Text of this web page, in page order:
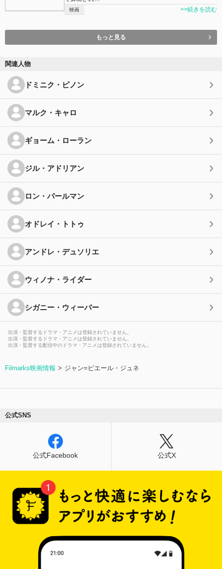
映画 >>続きを読む
もっと見る
関連人物
ドミニク・ピノン
マルク・キャロ
ギョーム・ローラン
ジル・アドリアン
ロン・パールマン
オドレイ・トトゥ
アンドレ・デュソリエ
ウィノナ・ライダー
シガニー・ウィーバー
出演・監督するドラマ・アニメは登録されていません。
出演・監督するドラマ・アニメは登録されていません。
出演・監督する配信中のドラマ・アニメは登録されていません。
Filmarks映画情報 ジャン=ピエール・ジュネ
公式SNS
公式Facebook 公式X